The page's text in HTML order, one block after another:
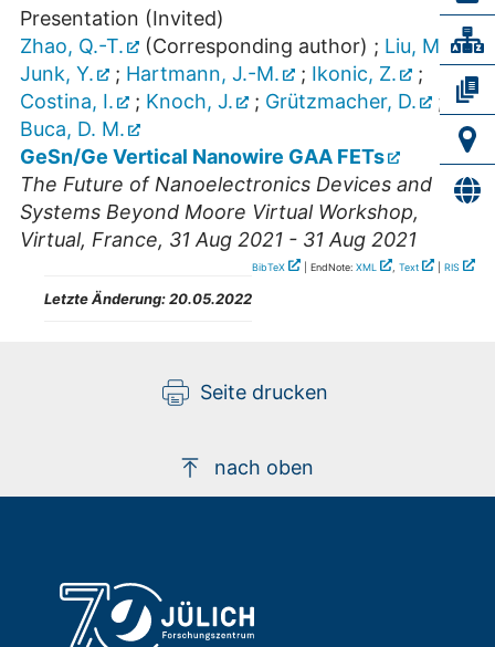
Presentation (Invited)
Zhao, Q.-T.
(Corresponding author) ; Liu, M.
;
Junk, Y.
; Hartmann, J.-M. ; Ikonic, Z.
;
Costina, I.
; Knoch, J. ; Grützmacher, D.
;
Buca, D. M.
GeSn/Ge Vertical Nanowire GAA FETs
The Future of Nanoelectronics Devices and
Systems Beyond Moore Virtual Workshop,
Virtual, France, 31 Aug 2021 - 31 Aug 2021
BibTeX | EndNote: XML , Text RIS
Letzte Änderung:20.05.2022
Seite drucken
nach oben